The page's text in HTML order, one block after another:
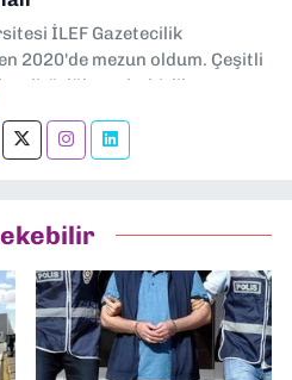
İLEF Gazetecilik
2020'de mezun oldum. Çeşitli
editörlük, muhabirlik yaptım.